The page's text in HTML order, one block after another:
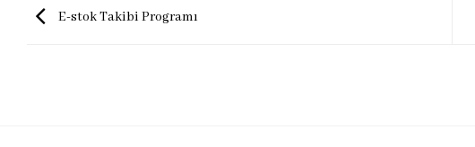
E-stok Takibi Programı